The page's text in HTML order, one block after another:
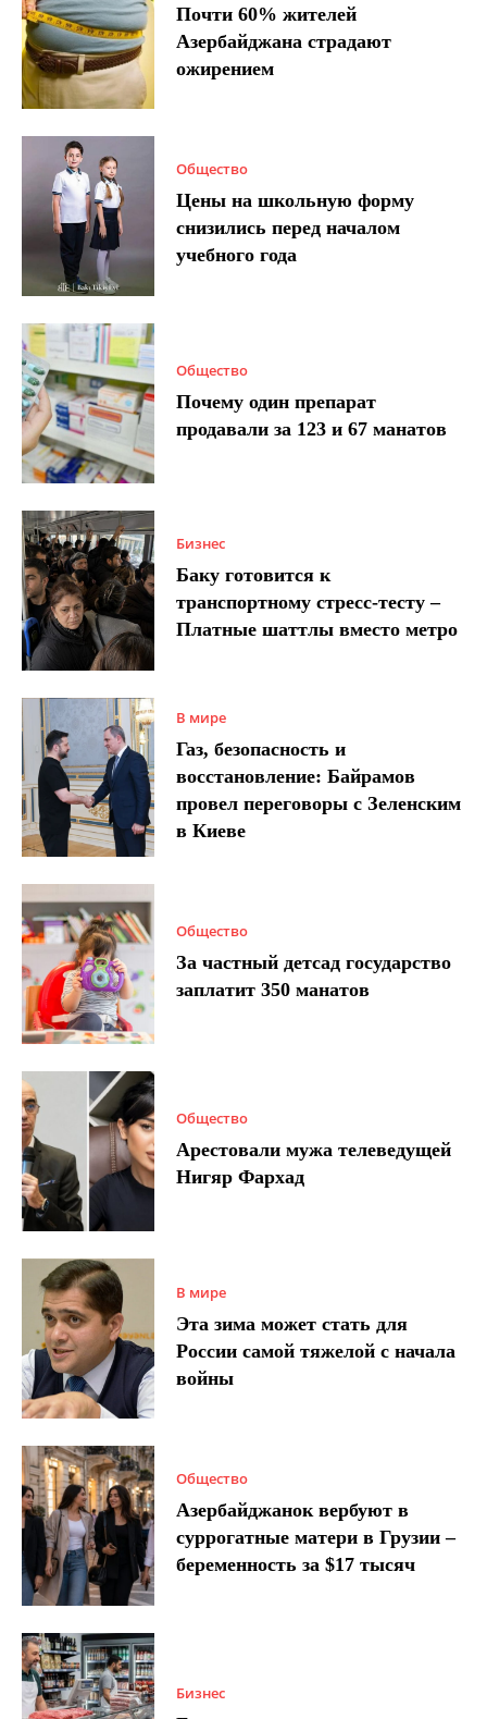
Почти 60% жителей
Азербайджана страдают
ожирением
Общество
Цены на школьную форму
снизились перед началом
учебного года
Общество
Почему один препарат
продавали за 123 и 67 манатов
Бизнес
Баку готовится к
транспортному стресс-тесту –
Платные шаттлы вместо метро
В мире
Газ, безопасность и
восстановление: Байрамов
провел переговоры с Зеленским
в Киеве
Общество
За частный детсад государство
заплатит 350 манатов
Общество
Арестовали мужа телеведущей
Нигяр Фархад
В мире
Эта зима может стать для
России самой тяжелой с начала
войны
Общество
Азербайджанок вербуют в
суррогатные матери в Грузии –
беременность за $17 тысяч
Бизнес